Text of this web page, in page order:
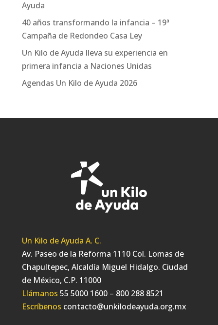
Ayuda
40 años transformando la infancia – 19ª
Campaña de Redondeo Casa Ley
Un Kilo de Ayuda lleva su experiencia en
primera infancia a Naciones Unidas
Agendas Un Kilo de Ayuda 2026
Un Kilo de Ayuda A. C.
Av. Paseo de la Reforma 1110 Col. Lomas de
Chapultepec, Alcaldía Miguel Hidalgo. Ciudad
de México, C.P. 11000
Llámanos 55 5000 1600 – 800 288 8521
Escríbenos contacto@unkilodeayuda.org.mx